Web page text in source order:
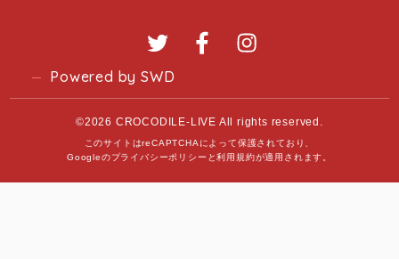
Twitter Facebook
Powered by SWD
©2026 CROCODILE-LIVE All rights reserved.
このサイトはreCAPTCHAによって保護されており、
Googleのプライバシーポリシー と利用規約が適用されます。